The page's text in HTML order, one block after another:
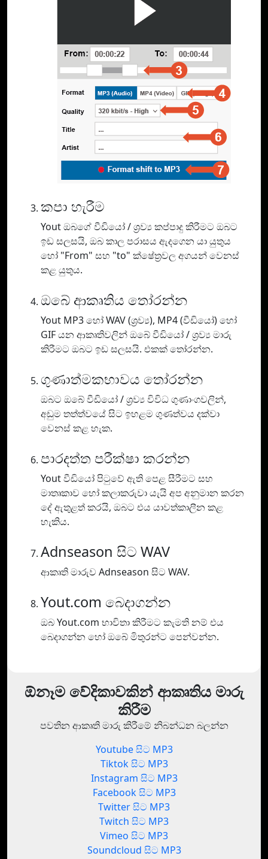
කපා හැරීම
Yout ඔබගේ වීඩියෝ / ශ්‍රව්‍ය කප්පාදු කිරීමට ඔබට
ඉඩ සලසයි, ඔබ කාල පරාසය ඇදගෙන යා යුතුය
හෝ "From" සහ "to" ක්ෂේත්‍රවල අගයන් වෙනස්
කළ යුතුය.
ඔබේ ආකෘතිය තෝරන්න
Yout MP3 හෝ WAV (ශ්‍රව්‍ය), MP4 (වීඩියෝ) හෝ
GIF යන ආකෘතිවලින් ඔබේ වීඩියෝ / ශ්‍රව්‍ය මාරු
කිරීමට ඔබට ඉඩ සලසයි. එකක් තෝරන්න.
ගුණාත්මකභාවය තෝරන්න
ඔබට ඔබේ වීඩියෝ / ශ්‍රව්‍ය විවිධ ගුණාංගවලින්,
අඩුම තත්ත්වයේ සිට ඉහළම ගුණත්වය දක්වා
වෙනස් කළ හැක.
පාරදත්ත පරීක්ෂා කරන්න
Yout වීඩියෝ පිටුවේ ඇති පෙළ සීරීමට සහ
මාතෘකාව හෝ කලාකරුවා යැයි අප අනුමාන කරන
දේ ඇතුළත් කරයි, ඔබට එය යාවත්කාලීන කළ
හැකිය.
Adnseason සිට WAV
ආකෘති මාරුව Adnseason සිට WAV.
Yout.com බෙදාගන්න
ඔබ Yout.com භාවිතා කිරීමට කැමති නම් එය
බෙදාගන්න හෝ ඔබේ මිතුරන්ට පෙන්වන්න.
ඕනෑම වේදිකාවකින් ආකෘතිය මාරු
කිරීම
පවතින ආකෘති මාරු කිරීමේ නිබන්ධන බලන්න
Youtube සිට MP3
Tiktok සිට MP3
Instagram සිට MP3
Facebook සිට MP3
Twitter සිට MP3
Twitch සිට MP3
Vimeo සිට MP3
Soundcloud සිට MP3